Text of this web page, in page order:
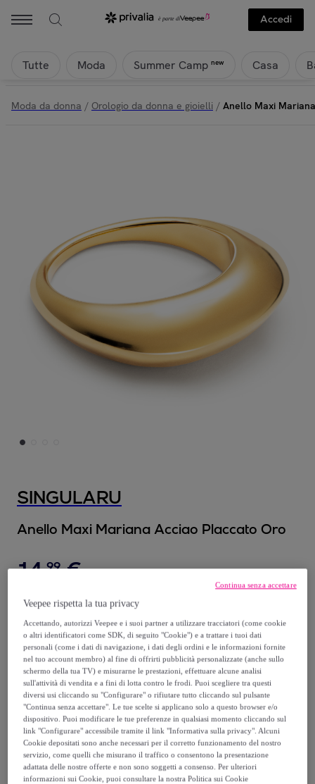
Accedi
Tutte Moda Summer Camp new Casa
Moda da donna / Orologio da donna e gioielli / Anello Maxi
SINGULARU
Anello Maxi Mariana Acciao Placcato Oro
14,99 €
29, €
Venduto daSingularu
Consegna
Consegna da3,99 €
Gratuita da 24,78 € di acquisto
Veepee rispetta la tua privacy
Accettando, autorizzi Veepee e i suoi partner a utilizzare tracciatori (come cookie
o altri identificatori come SDK, di seguito "Cookie") e a trattare i tuoi dati
personali (come i dati di navigazione, i dati degli ordini e le informazioni fornite
nel tuo account membro) al fine di offrirti pubblicità personalizzate (anche sullo
schermo della tua TV) e misurarne le prestazioni, effettuare alcune analisi
sull'attività di vendita e a fini di lotta contro le frodi. Puoi scegliere tra questi
diversi usi cliccando su "Configurare" o rifiutare tutto cliccando sul pulsante
"Continua senza accettare". Le tue scelte si applicano solo a questo browser e/o
dispositivo. Puoi modificare le tue preferenze in qualsiasi momento cliccando sul
link "Configurare" accessibile tramite il link "Informativa sulla privacy". Alcuni
Cookie depositati sono anche necessari per il corretto funzionamento del nostro
servizio, come quelli che misurano il traffico o consentono la presentazione
adattata delle nostre offerte e non sono soggetti a consenso. Per ulteriori
informazioni sui Cookie, puoi consultare la nostra Politica sui Cookie
Continua senza accettare